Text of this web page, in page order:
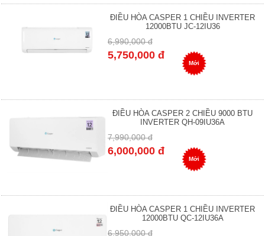
ĐIỀU HÒA CASPER 1 CHIỀU INVERTER
12000BTU JC-12IU36
6,990,000 đ
5,750,000 đ
Mới
ĐIỀU HÒA CASPER 2 CHIỀU 9000 BTU
INVERTER QH-09IU36A
7,990,000 đ
6,000,000 đ
Mới
ĐIỀU HÒA CASPER 1 CHIỀU INVERTER
12000BTU QC-12IU36A
6,950,000 đ